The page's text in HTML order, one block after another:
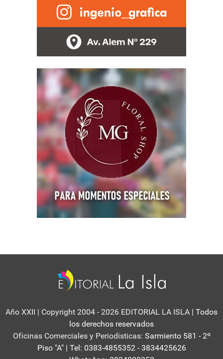
Año XXII | Copyright 2004 - 2026 EDITORIAL LA ISLA | Todos
los derechos reservados
Oficinas Comerciales y Periodisticas: Sarmiento 581 - 2º
Piso "A" | Tel: 0383-4855352 - 3834425626